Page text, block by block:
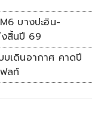
บางปะอิน-
สิ้นปี 69
บเดินอากาศ คาดปี
ลท์